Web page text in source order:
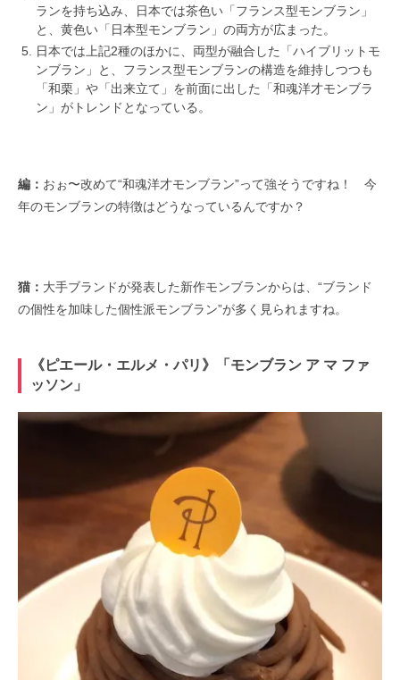
ランを持ち込み、日本では茶色い「フランス型モンブラン」
と、黄色い「日本型モンブラン」の両方が広まった。
日本では上記2種のほかに、両型が融合した「ハイブリットモ
ンブラン」と、フランス型モンブランの構造を維持しつつも
「和栗」や「出来立て」を前面に出した「和魂洋才モンブラ
ン」がトレンドとなっている。
編： おぉ〜改めて“和魂洋才モンブラン”って強そうですね！ 今
年のモンブランの特徴はどうなっているんですか？
猫： 大手ブランドが発表した新作モンブランからは、“ブランド
の個性を加味した個性派モンブラン”が多く見られますね。
《ピエール・エルメ・パリ》「モンブラン ア マ ファ
ッソン」